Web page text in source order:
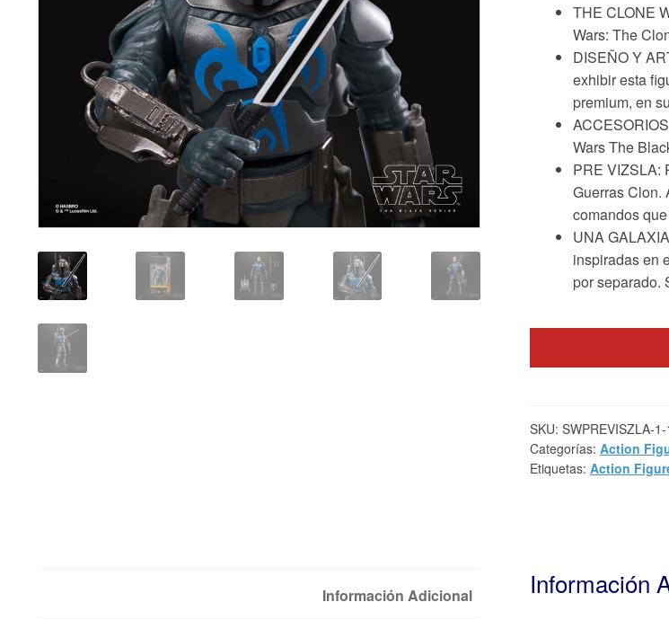
THE CLONE
Wars: The
DISEÑO Y
exhibir esta
premium, en
Wars The
PRE VIZSLA:
Guerras Clon.
comandos
UNA
inspiradas en
por separado.
SKU: SWPREVISZLA-1-
Categorías: Action
Etiquetas: Action
Información Adicional Información